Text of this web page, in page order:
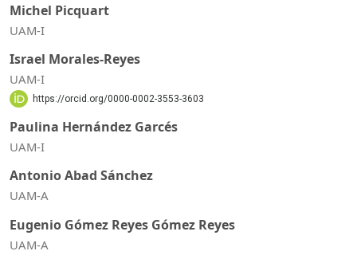
Michel Picquart
UAM-I
Israel Morales-Reyes
UAM-I
https://orcid.org/0000-0002-3553-3603
Paulina Hernández Garcés
UAM-I
Antonio Abad Sánchez
UAM-A
Eugenio Gómez Reyes Gómez Reyes
UAM-A